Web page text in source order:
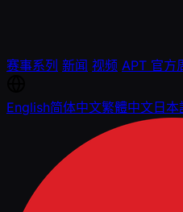
赛事系列 新闻 视频 APT 官方
English简体中文繁體中文日本